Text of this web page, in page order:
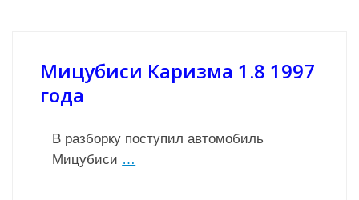
Мицубиси Каризма 1.8 1997
года
В разборку поступил автомобиль
Мицубиси …